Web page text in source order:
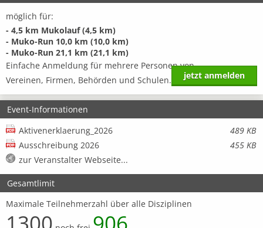
möglich für:
- 4,5 km Mukolauf (4,5 km)
- Muko-Run 10,0 km (10,0 km)
- Muko-Run 21,1 km (21,1 km)
Einfache Anmeldung für mehrere Personen von
Vereinen, Firmen, Behörden und Schulen.
jetzt anmelden
Event-Informationen
Aktivenerklaerung_2026
489 KB
Ausschreibung 2026
455 KB
zur Veranstalter Webseite...
Gesamtlimit
Maximale Teilnehmerzahl über alle Disziplinen